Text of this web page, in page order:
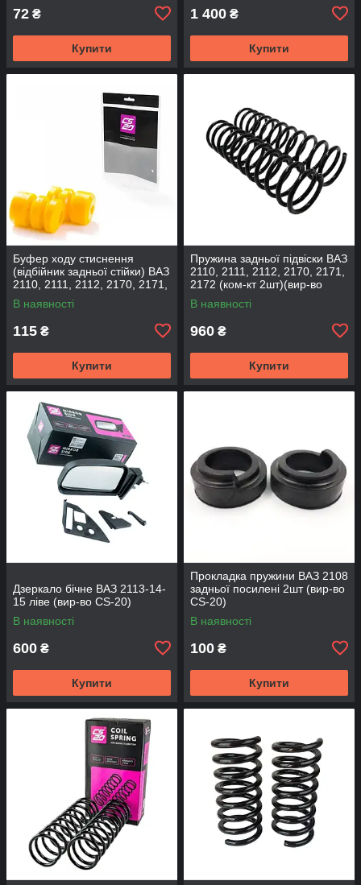
72 ₴
Купити
1 400 ₴
Купити
Буфер ходу стиснення
(відбійник задньої стійки) ВАЗ
2110, 2111, 2112, 2170, 2171,
2172 (2шт) (вир-во CS-20
В наявності
115 ₴
Купити
Пружина задньої підвіски ВАЗ
2110, 2111, 2112, 2170, 2171,
2172 (ком-кт 2шт)(вир-во
SKADI)
В наявності
960 ₴
Купити
Дзеркало бічне ВАЗ 2113-14-
15 ліве (вир-во CS-20)
В наявності
600 ₴
Купити
Прокладка пружини ВАЗ 2108
задньої посилені 2шт (вир-во
CS-20)
В наявності
100 ₴
Купити